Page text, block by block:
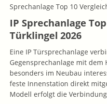
IP Sprechanlage
Türklingel 2026
Eine IP Türsprechanlage
Gegensprechanlage mit
besonders im Neubau
feste Innenstation direkt
Modell erfolgt die